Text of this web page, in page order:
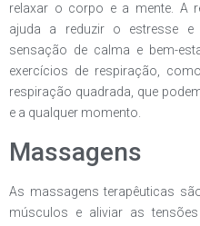
relaxar o corpo e a mente. A
ajuda a reduzir o estresse e
sensação de calma e bem-
exercícios de respiração,
respiração quadrada, que
e a qualquer momento.
Massagens
As massagens terapêuticas
músculos e aliviar as